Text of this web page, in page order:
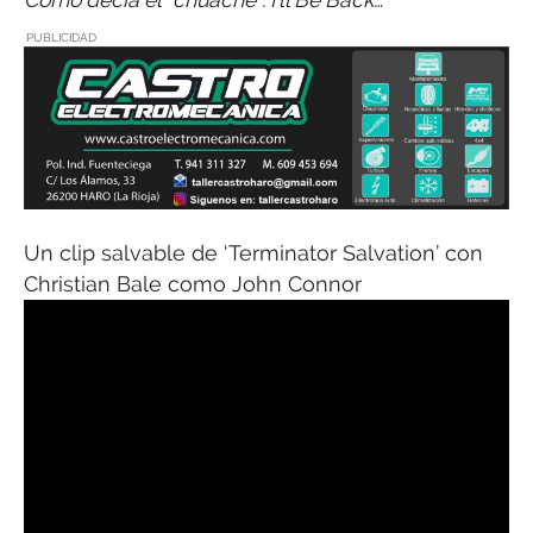
PUBLICIDAD
Un clip salvable de ‘Terminator Salvation’ con
Christian Bale como John Connor